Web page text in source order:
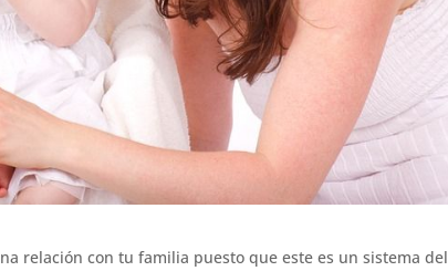
relación con tu familia puesto que este es un sistema del